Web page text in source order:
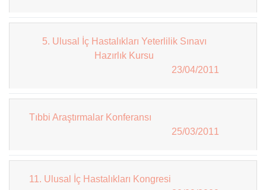
5. Ulusal İç Hastalıkları Yeterlilik Sınavı
Hazırlık Kursu
23/04/2011
Tıbbi Araştırmalar Konferansı
25/03/2011
11. Ulusal İç Hastalıkları Kongresi